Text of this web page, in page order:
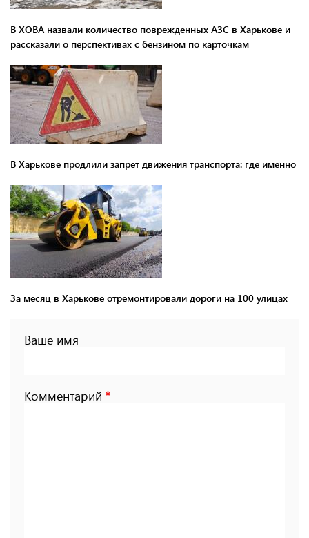
В ХОВА назвали количество поврежденных АЗС в Харькове и
рассказали о перспективах с бензином по карточкам
В Харькове продлили запрет движения транспорта: где именно
За месяц в Харькове отремонтировали дороги на 100 улицах
Ваше имя
Комментарий